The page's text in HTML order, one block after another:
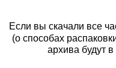
Если вы скачали все
(о способах
архива будут